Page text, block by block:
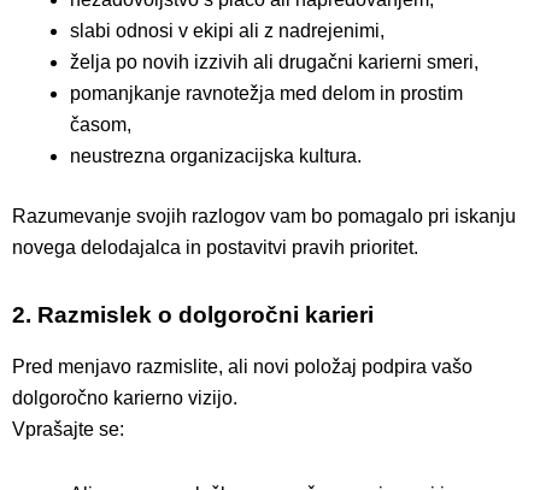
slabi odnosi v ekipi ali z nadrejenimi,
želja po novih izzivih ali drugačni karierni smeri,
pomanjkanje ravnotežja med delom in prostim
časom,
neustrezna organizacijska kultura.
Razumevanje svojih razlogov vam bo pomagalo pri iskanju
novega delodajalca in postavitvi pravih prioritet.
2. Razmislek o dolgoročni karieri
Pred menjavo razmislite, ali novi položaj podpira vašo
dolgoročno karierno vizijo.
Vprašajte se: